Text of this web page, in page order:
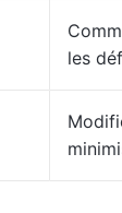
les